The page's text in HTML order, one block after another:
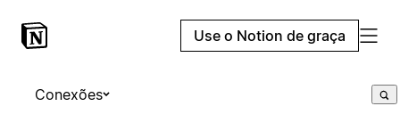
Use o Notion de graça
Conexões